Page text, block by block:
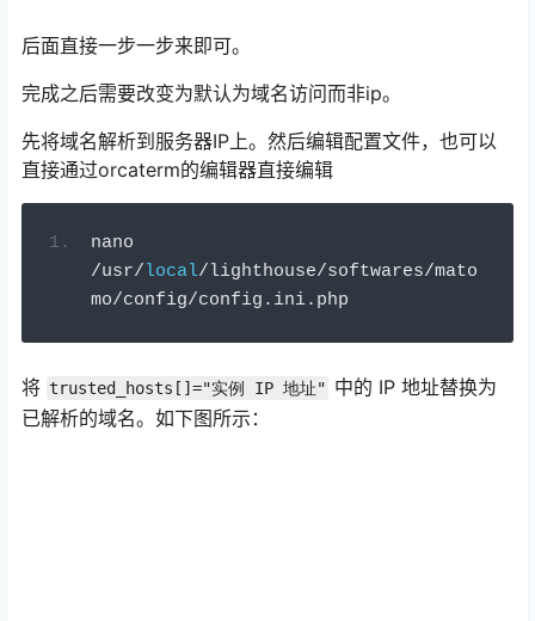
后面直接一步一步来即可。
完成之后需要改变为默认为域名访问而非ip。
先将域名解析到服务器IP上。然后编辑配置文件，也可以
直接通过orcaterm的编辑器直接编辑
/usr/local/lighthouse/softwares/mato
mo/config/config . ini. php
将 trusted_hosts[]="实例 IP 地址" 中的 IP 地址替换为
已解析的域名。如下图所示：